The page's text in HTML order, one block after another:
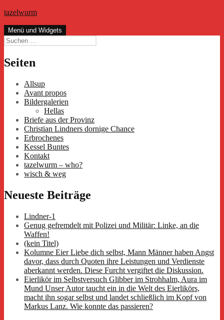
Zum
springen
tazelwurm
Menü und Widgets
Suchen
nach:
Seiten
Allsup
Avant propos
Bildergalerien
Hellas
Briefe aus der Provinz
Christian Lindners dornige Chance
Erbrochenes
Kessel Buntes
Kontakt
tazelwurm – who?
wisch & weg
Neueste Beiträge
Lindner-1
Genug gefremdelt mit Polizei und Militär: Linke, an die
Waffen!
(kein Titel)
Kolumne Eier Liebe dich selbst, Mann Männer haben Angst
davor, dass durch Quoten ihre Leistungen und Verdienste
aberkannt werden. Diese Furcht vergiftet die Diskussion.
Eierlikör im Selbstversuch Glibber im Strohhalm, Aura im
Mund Unser Autor taucht ein in die Welt des Eierlikörs,
macht ihn sogar selbst und landet schließlich im Kopf von
Markus Lanz. Wie konnte das passieren?